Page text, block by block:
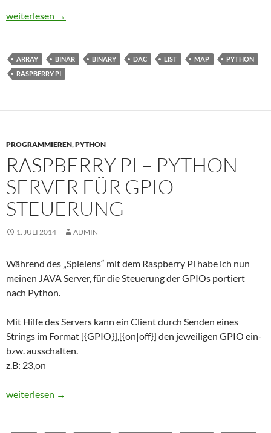
Python – Dezimalzahl in Binary-Integer-Map/-List konvertieren
weiterlesen →
ARRAY BINÄR BINARY DAC LIST MAP
PYTHON
RASPBERRY PI
PROGRAMMIEREN,PYTHON
RASPBERRY PI – PYTHON
SERVER FÜR GPIO
STEUERUNG
1. JULI 2014 ADMIN
Während des „Spielens“ mit dem Raspberry Pi habe ich nun
meinen JAVA Server, für die Steuerung der GPIOs portiert
nach Python.
Mit Hilfe des Servers kann ein Client durch Senden eines
Strings im Format [{GPIO}],[{on|off}] den jeweiligen GPIO ein-
bzw. ausschalten.
z.B: 23,on
Raspberry Pi – Python Server für GPIO Steuerung
weiterlesen →